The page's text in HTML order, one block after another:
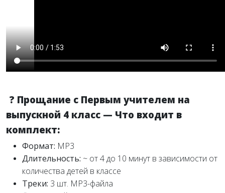
? Прощание с Первым учителем на
выпускной 4 класс — Что входит в
комплект:
Формат: MP3
Длительность: ~ от 4 до 10 минут в зависимости от
количества детей в классе
Треки: 3 шт. МР3-файла